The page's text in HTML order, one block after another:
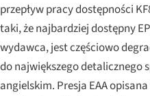
przepływ pracy dostępności
taki, że najbardziej dostępny
wydawca, jest częściowo
do największego detalicznego
angielskim. Presja EAA